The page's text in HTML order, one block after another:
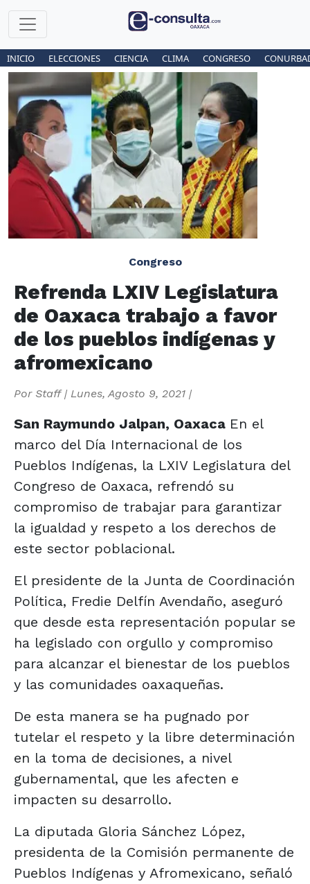
INICIO ELECCIONES CIENCIA CLIMA CONGRESO
Congreso
Refrenda LXIV Legislatura
de Oaxaca trabajo a favor
de los pueblos indígenas y
afromexicano
Por Staff| Lunes, Agosto 9, 2021 |
San Raymundo Jalpan, Oaxaca En el
marco del Día Internacional de los
Pueblos Indígenas, la LXIV Legislatura del
Congreso de Oaxaca, refrendó su
compromiso de trabajar para garantizar
la igualdad y respeto a los derechos de
este sector poblacional.
El presidente de la Junta de Coordinación
Política, Fredie Delfín Avendaño, aseguró
que desde esta representación popular se
ha legislado con orgullo y compromiso
para alcanzar el bienestar de los pueblos
y las comunidades oaxaqueñas.
De esta manera se ha pugnado por
tutelar el respeto y la libre determinación
en la toma de decisiones, a nivel
gubernamental, que les afecten e
impacten su desarrollo.
La diputada Gloria Sánchez López,
presidenta de la Comisión permanente de
Pueblos Indígenas y Afromexicano, señaló